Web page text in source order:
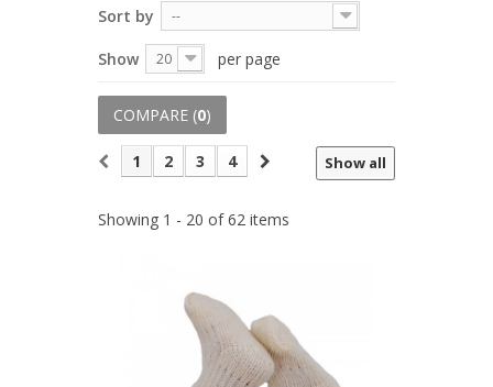
Sort by --
Show 20 per page
COMPARE (0)
Show all
1 2 3 4
Showing 1 - 20 of 62 items